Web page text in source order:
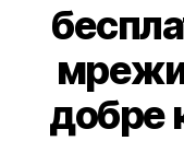
мрежи
добре